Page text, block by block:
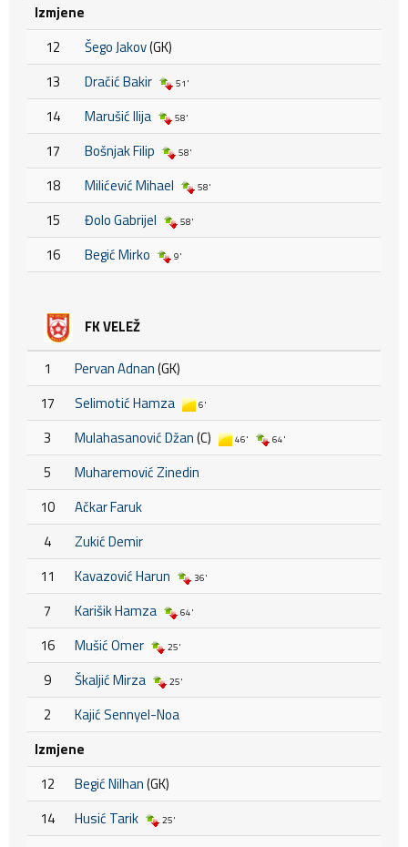
Izmjene
12
Šego Jakov(GK)
13
Dračić Bakir 51'
14 Marušić Ilija 58'
17 Bošnjak Filip 58'
18 Milićević Mihael 58'
15 Đolo Gabrijel 58'
16 Begić Mirko 9'
FK VELEŽ
1 Pervan Adnan(GK)
17
Selimotić Hamza 6'
3 Mulahasanović Džan(C) 46' 64'
5
Muharemović Zinedin
10
Ačkar Faruk
4
Zukić Demir
11
Kavazović Harun 36'
7 Karišik Hamza 64'
16 Mušić Omer 25'
9 Škaljić Mirza 25'
2
Kajić Sennyel-Noa
Izmjene
12
Begić Nilhan(GK)
14
Husić Tarik 25'